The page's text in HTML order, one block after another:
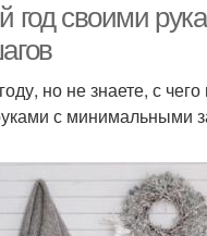
год своими
но не знаете, с
с минимальными